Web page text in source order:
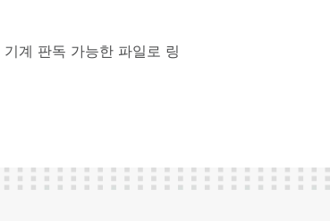
계 판독 가능한 파일로 링